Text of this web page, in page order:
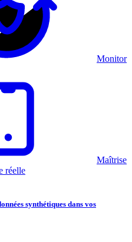
Monitor
Maîtrise
réelle
synthétiques dans vos